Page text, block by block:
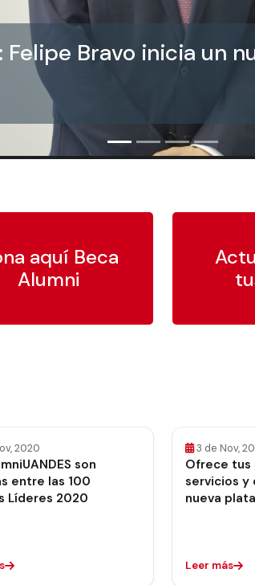
Felipe Bravo inicia un
aquí Beca
Alumni
2020
son
entre las 100
Líderes 2020
3 de Nov,
Ofrece
servicios y
nueva
Leer más